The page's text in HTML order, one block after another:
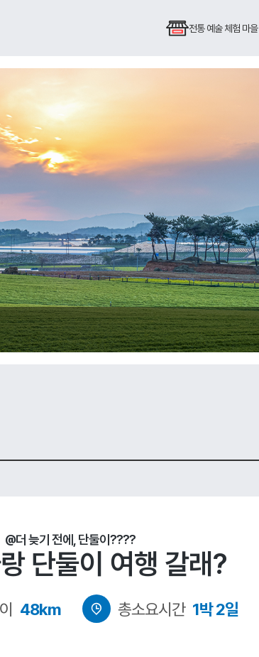
전통 예술체험 마을
@더 늦기 전에, 단둘이????
단둘이 여행 갈래?
48km 총소요시간 1박 2일